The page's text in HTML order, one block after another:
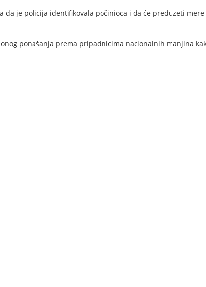
da je policija identifikovala počinioca i da će preduzeti
ponašanja prema pripadnicima nacionalnih manjina